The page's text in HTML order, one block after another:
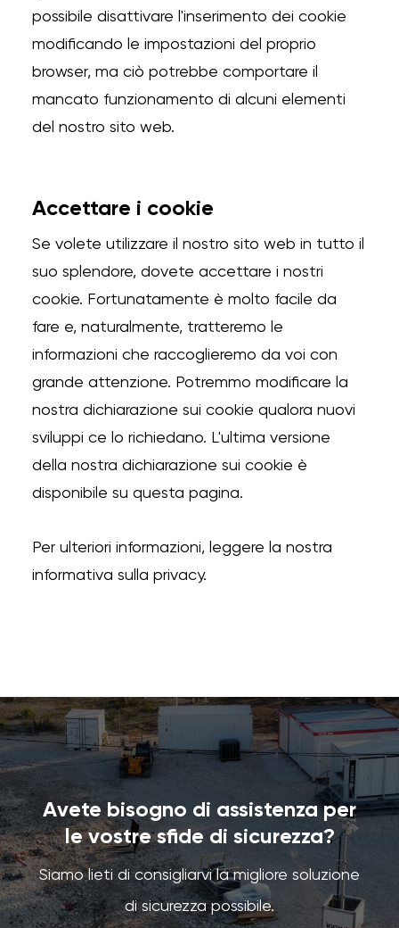
possibile disattivare l'inserimento dei cookie
modificando le impostazioni del proprio
browser, ma ciò potrebbe comportare il
mancato funzionamento di alcuni elementi
del nostro sito web.
Accettare i cookie
Se volete utilizzare il nostro sito web in tutto il
suo splendore, dovete accettare i nostri
cookie. Fortunatamente è molto facile da
fare e, naturalmente, tratteremo le
informazioni che raccoglieremo da voi con
grande attenzione. Potremmo modificare la
nostra dichiarazione sui cookie qualora nuovi
sviluppi ce lo richiedano. L'ultima versione
della nostra dichiarazione sui cookie è
disponibile su questa pagina.
Per ulteriori informazioni, leggere la nostra
informativa sulla privacy.
Avete bisogno di assistenza per
le vostre sfide di sicurezza?
Siamo lieti di consigliarvi la migliore soluzione
di sicurezza possibile.